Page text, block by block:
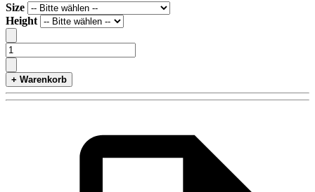
Size
Height
+ Warenkorb